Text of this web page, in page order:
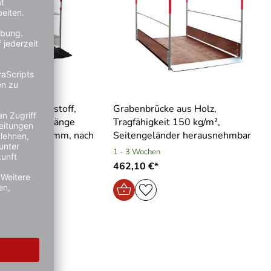
aus Kunststoff,
1000 kg, Länge
1000 mm, nach
Grabenbrücke aus Holz,
Tragfähigkeit 150 kg/m²,
Seitengeländer herausnehmbar
1 - 3 Wochen
462,10 €*